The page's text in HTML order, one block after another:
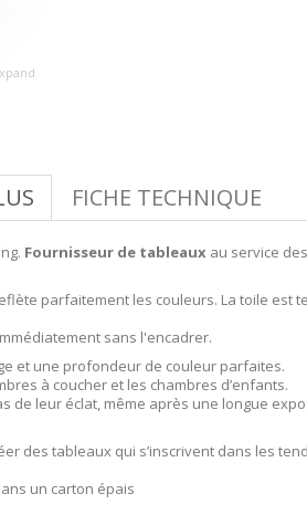
FICHE TECHNIQUE
Fournisseur de tableaux au service
parfaitement les couleurs. La toile est
sans l'encadrer.
et une profondeur de couleur parfaites.
à coucher et les chambres d’enfants.
de leur éclat, même après une longue
des tableaux qui s’inscrivent dans les
un carton épais